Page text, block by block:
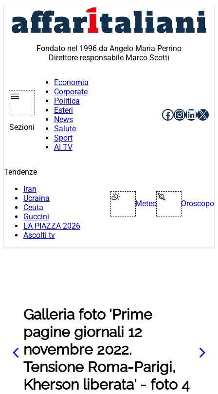
contenuto
Fondato nel 1996 da Angelo Maria Perrino
Direttore responsabile Marco Scotti
Sezioni
Economia
Corporate
Politica
Esteri
News
Salute
Sport
AI TV
Facebook
X
Tendenze
Iran
Ucraina
Ceuta
Guccini
LA PIAZZA 2026
Ascolti tv
Meteo Oroscopo
Galleria foto 'Prime
pagine giornali 12
novembre 2022.
Tensione Roma-Parigi,
Kherson liberata' - foto 4